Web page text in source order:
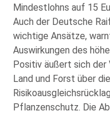
Mindestlohns auf 15
Auch der Deutsche
wichtige Ansätze,
Auswirkungen des
Positiv äußert sich der
Land und Forst über
Pflanzenschutz. Die